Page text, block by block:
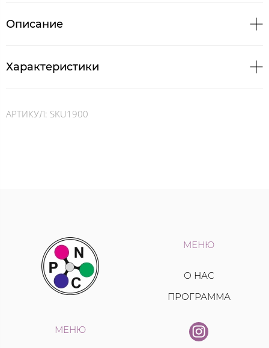
Описание
Характеристики
АРТИКУЛ: SKU1900
МЕНЮ
О НАС
ПРОГРАММА
МЕНЮ